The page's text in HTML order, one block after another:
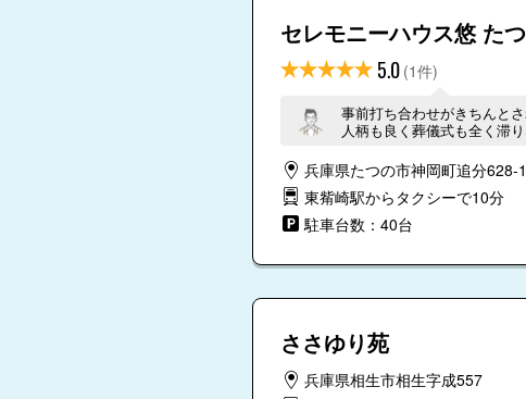
セレモニーハウス悠 た
5.0 (1件)
事前打ち合わせがきちんと
人柄も良く葬儀式も全く滞
います。
兵庫県たつの市神岡町追分628-
東觜崎駅からタクシーで10分
駐車台数：40台
ささゆり苑
兵庫県相生市相生字成557